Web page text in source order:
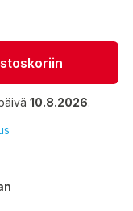
10.8.2026.